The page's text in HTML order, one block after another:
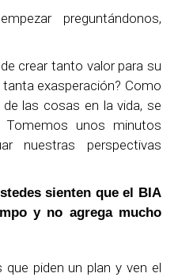
preguntándonos,
crear tanto valor para su
exasperación? Como
las cosas en la vida, se
Tomemos unos minutos
nuestras perspectivas
sienten que el BIA
y no agrega mucho
piden un plan y ven el